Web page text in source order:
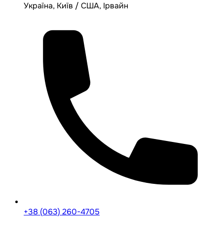
Україна, Київ / США, Ірвайн
+38 (063) 260-4705